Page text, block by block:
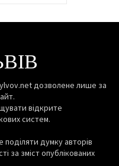
дозволене лише за
відкрите
систем.
думку авторів
за зміст опублікованих